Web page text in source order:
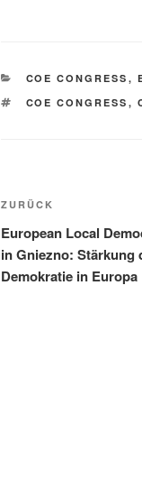
KATEGORIEN
COE CONGRESS ,
SCHLAGWÖRTER
COE CONGRESS ,
Vorheriger
Beitrag
ZURÜCK
European Local
in Gniezno: Stärkung
Demokratie in Europa